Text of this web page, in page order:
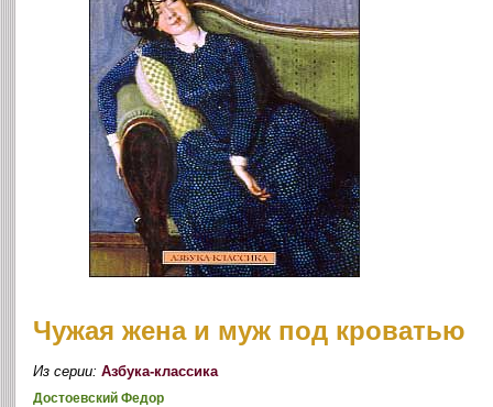
Чужая жена и муж под кроватью
Из серии:Азбука-классика
Достоевский Федор